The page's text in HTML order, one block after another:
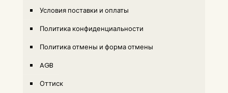
Условия поставки и оплаты
Политика конфиденциальности
Политика отмены и форма отмены
AGB
Оттиск